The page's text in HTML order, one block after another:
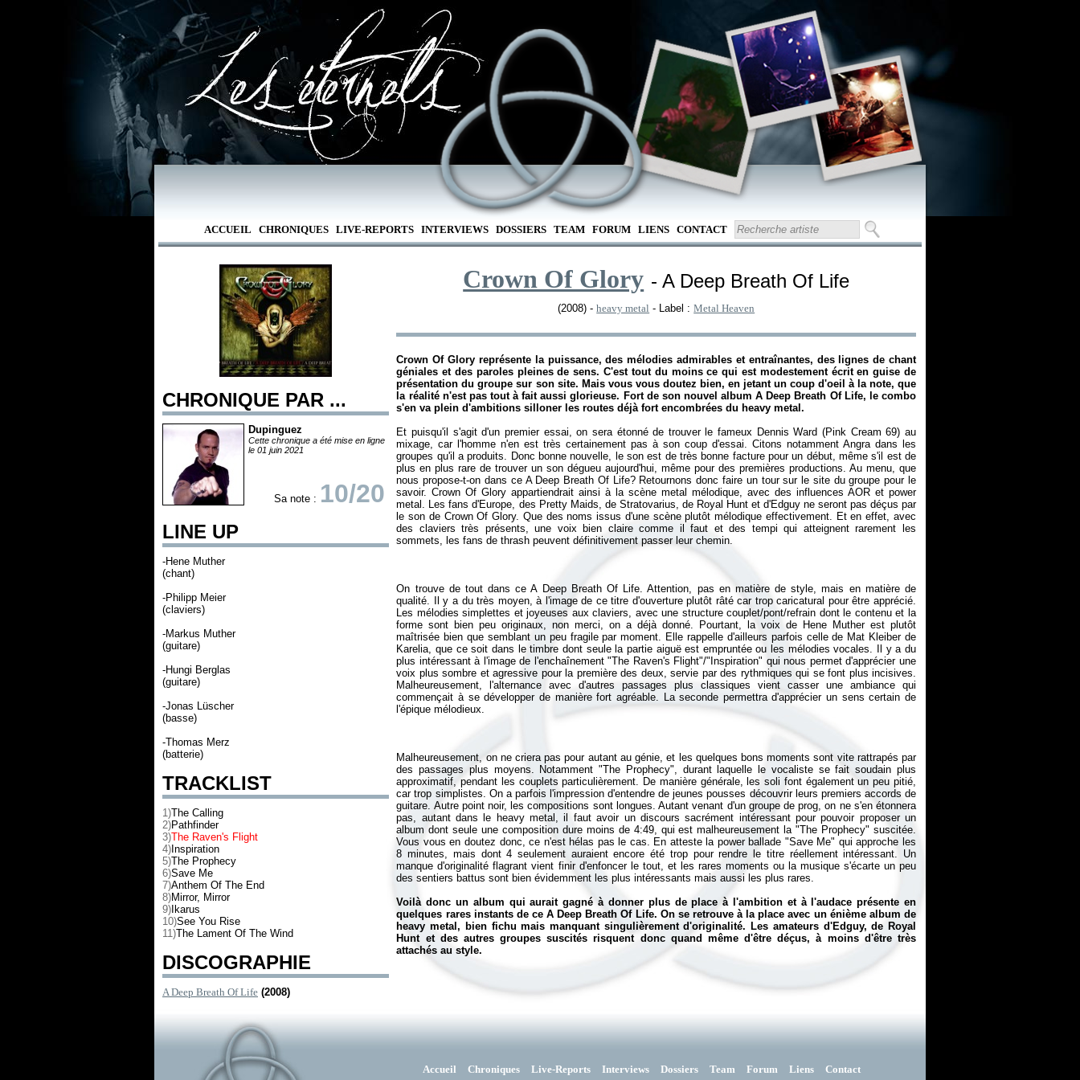
ACCUEIL CHRONIQUES LIVE-REPORTS INTERVIEWS DOSSIERS TEAM FORUM LIENS CONTACT
CHRONIQUE PAR ...
Dupinguez
Cette chronique a été mise en ligne
le 01 juin 2021
Sa note : 10/20
LINE UP
-Hene Muther
(chant)
-Philipp Meier
(claviers)
-Markus Muther
(guitare)
-Hungi Berglas
(guitare)
-Jonas Lüscher
(basse)
-Thomas Merz
(batterie)
TRACKLIST
1)The Calling
2)Pathfinder
3)The Raven's Flight
4) Inspiration
5)The Prophecy
6)Save Me
7)Anthem Of The End
8)Mirror, Mirror
9) Ikarus
10)See You Rise
11)The Lament Of The Wind
DISCOGRAPHIE
A Deep Breath Of Life (2008)
Crown Of Glory - A Deep Breath Of Life
(2008) -heavy metal - Label :Metal Heaven
Crown Of Glory représente la puissance, des mélodies admirables et entraînantes, des lignes de chant
géniales et des paroles pleines de sens. C'est tout du moins ce qui est modestement écrit en guise de
présentation du groupe sur son site. Mais vous vous doutez bien, en jetant un coup d'oeil à la note, que
la réalité n'est pas tout à fait aussi glorieuse. Fort de son nouvel albumA Deep Breath Of Life, le combo
s'en va plein d'ambitions silloner les routes déjà fort encombrées du heavy metal.
Et puisqu'il s'agit d'un premier essai, on sera étonné de trouver le fameux Dennis Ward (Pink Cream 69) au
mixage, car l'homme n'en est très certainement pas à son coup d'essai. Citons notamment Angra dans les
groupes qu'il a produits. Donc bonne nouvelle, le son est de très bonne facture pour un début, même s'il est de
plus en plus rare de trouver un son dégueu aujourd'hui, même pour des premières productions. Au menu, que
nous propose-t-on dans ce A Deep Breath Of Life? Retournons donc faire un tour sur le site du groupe pour le
savoir. Crown Of Glory appartiendrait ainsi à la scène metal mélodique, avec des influences AOR et power
metal. Les fans d'Europe, des Pretty Maids, de Stratovarius, de Royal Hunt et d'Edguy ne seront pas déçus par
le son de Crown Of Glory. Que des noms issus d'une scène plutôt mélodique effectivement. Et en effet, avec
des claviers très présents, une voix bien claire comme il faut et des tempi qui atteignent rarement les
On trouve de tout dans ceA Deep Breath Of Life. Attention, pas en matière de style, mais en matière de
qualité. Il y a du très moyen, à l'image de ce titre d'ouverture plutôt râté car trop caricatural pour être apprécié.
Les mélodies simplettes et joyeuses aux claviers, avec une structure couplet/pont/refrain dont le contenu et la
forme sont bien peu originaux, non merci, on a déjà donné. Pourtant, la voix de Hene Muther est plutôt
maîtrisée bien que semblant un peu fragile par moment. Elle rappelle d'ailleurs parfois celle de Mat Kleiber de
Karelia, que ce soit dans le timbre dont seule la partie aiguë est empruntée ou les mélodies vocales. Il y a du
plus intéressant à l'image de l'enchaînement "The Raven's Flight"/"Inspiration" qui nous permet d'apprécier une
voix plus sombre et agressive pour la première des deux, servie par des rythmiques qui se font plus incisives.
Malheureusement, l'alternance avec d'autres passages plus classiques vient casser une ambiance qui
commençait à se développer de manière fort agréable. La seconde permettra d'apprécier un sens certain de
Malheureusement, on ne criera pas pour autant au génie, et les quelques bons moments sont vite rattrapés par
des passages plus moyens. Notamment "The Prophecy", durant laquelle le vocaliste se fait soudain plus
approximatif, pendant les couplets particulièrement. De manière générale, les soli font également un peu pitié,
car trop simplistes. On a parfois l'impression d'entendre de jeunes pousses découvrir leurs premiers accords de
guitare. Autre point noir, les compositions sont longues. Autant venant d'un groupe de prog, on ne s'en étonnera
pas, autant dans le heavy metal, il faut avoir un discours sacrément intéressant pour pouvoir proposer un
album dont seule une composition dure moins de 4:49, qui est malheureusement la "The Prophecy" suscitée.
Vous vous en doutez donc, ce n'est hélas pas le cas. En atteste la power ballade "Save Me" qui approche les
8 minutes, mais dont 4 seulement auraient encore été trop pour rendre le titre réellement intéressant. Un
manque d'originalité flagrant vient finir d'enfoncer le tout, et les rares moments ou la musique s'écarte un peu
des sentiers battus sont bien évidemment les plus intéressants mais aussi les plus rares.
Voilà donc un album qui aurait gagné à donner plus de place à l'ambition et à l'audace présente en
quelques rares instants de ceA Deep Breath Of Life. On se retrouve à la place avec un énième album de
heavy metal, bien fichu mais manquant singulièrement d'originalité. Les amateurs d'Edguy, de Royal
Hunt et des autres groupes suscités risquent donc quand même d'être déçus, à moins d'être très
attachés au style.
Accueil Chroniques Live-Reports Interviews Dossiers Team Forum Liens Contact